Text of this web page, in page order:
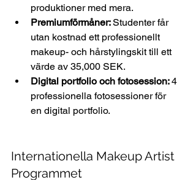
produktioner med mera.
Premiumförmåner: Studenter får
utan kostnad ett professionellt
makeup- och hårstylingskit till ett
värde av 35,000 SEK.
Digital portfolio och fotosession: 4
professionella fotosessioner för
en digital portfolio.
Internationella Makeup Artist
Programmet